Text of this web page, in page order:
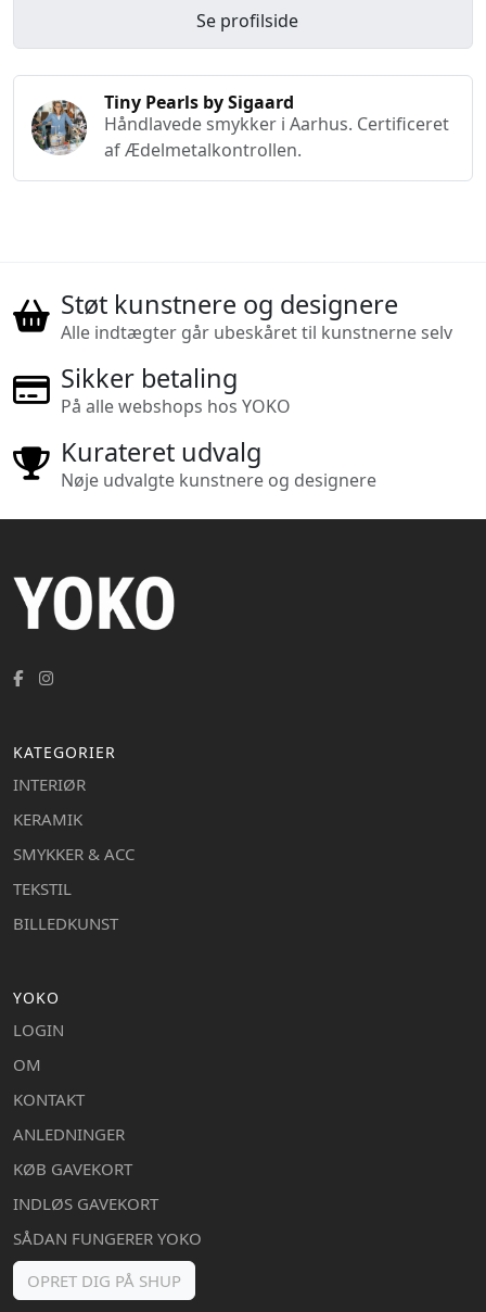
Se profilside
Tiny Pearls by Sigaard
Håndlavede smykker i Aarhus. Certificeret
af Ædelmetalkontrollen.
Støt kunstnere og designere
Alle indtægter går ubeskåret til kunstnerne selv
Sikker betaling
På alle webshops hos YOKO
Kurateret udvalg
Nøje udvalgte kunstnere og designere
KATEGORIER
INTERIØR
KERAMIK
SMYKKER & ACC
TEKSTIL
BILLEDKUNST
YOKO
LOGIN
OM
KONTAKT
ANLEDNINGER
KØB GAVEKORT
INDLØS GAVEKORT
SÅDAN FUNGERER YOKO
OPRET DIG PÅ SHUP